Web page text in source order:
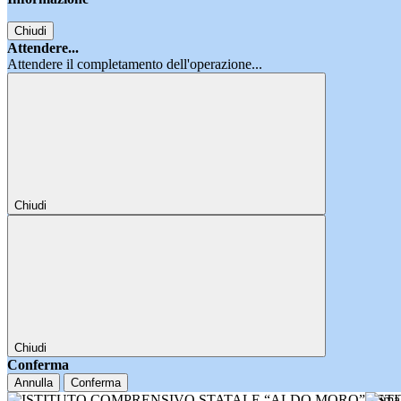
Chiudi
Attendere...
Attendere il completamento dell'operazione...
Chiudi
Chiudi
Conferma
Annulla Conferma